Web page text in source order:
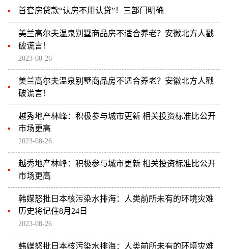
首套房贷款“认房不用认贷”！三部门明确
美兰高尔夫温泉别墅商品房不适合养老？安徽北方人戳
破谎言！
2023-08-26
美兰高尔夫温泉别墅商品房不适合养老？安徽北方人戳
破谎言！
越秀地产林峰：积极参与城市更新 相关投资标准比公开
市场更高
2023-08-26
越秀地产林峰：积极参与城市更新 相关投资标准比公开
市场更高
韩媒怒批日本核污染水排海：人类前所未有的环境灾难
历史将记住8月24日
2023-08-26
韩媒怒批日本核污染水排海：人类前所未有的环境灾难